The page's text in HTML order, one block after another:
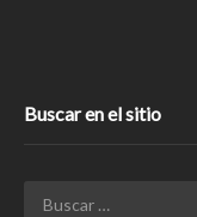
Buscar en el sitio